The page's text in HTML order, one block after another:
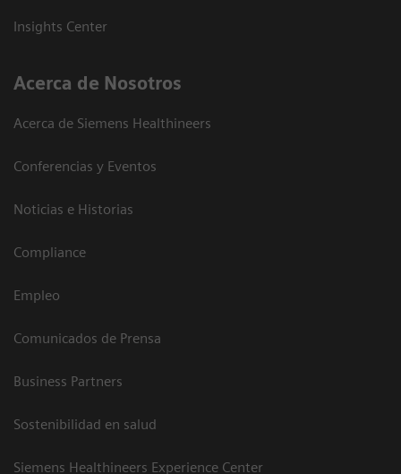
Insights Center
Acerca de Nosotros
Acerca de Siemens Healthineers
Conferencias y Eventos
Noticias e Historias
Compliance
Empleo
Comunicados de Prensa
Business Partners
Sostenibilidad en salud
Siemens Healthineers Experience Center